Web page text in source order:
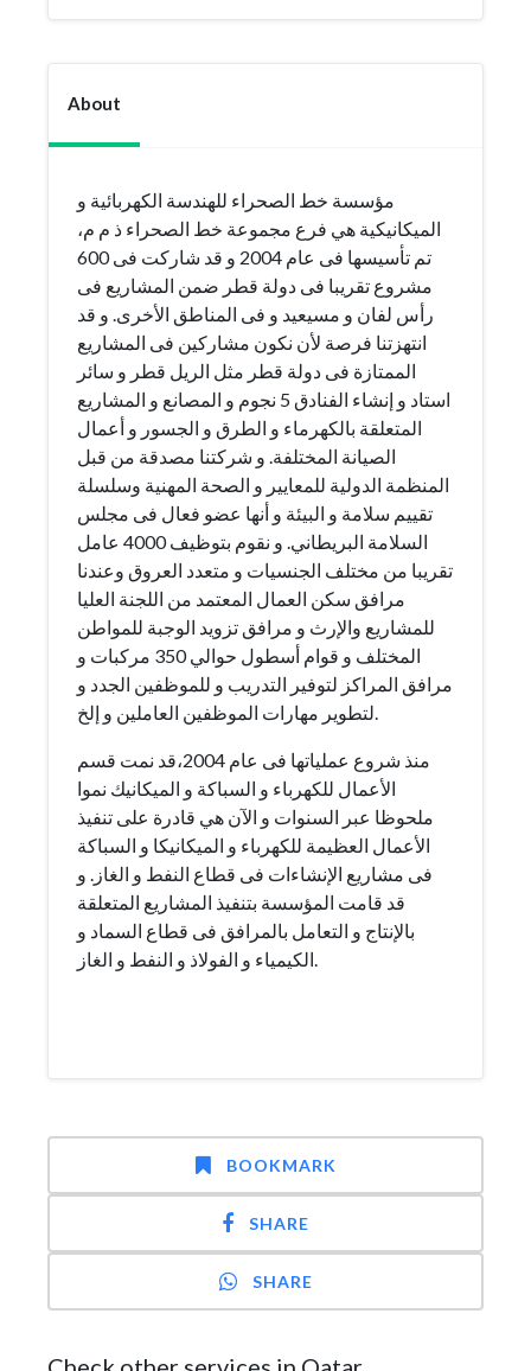
About
مؤسسة خط الصحراء للهندسة الكهربائية و
الميكانيكية هي فرع مجموعة خط الصحراء ذ م م،
تم تأسيسها فى عام 2004 و قد شاركت فى 600
مشروع تقريبا فى دولة قطر ضمن المشاريع فى
رأس لفان و مسيعيد و فى المناطق الأخرى. و قد
انتهزتنا فرصة لأن نكون مشاركين فى المشاريع
الممتازة فى دولة قطر مثل الريل قطر و سائر
استاد و إنشاء الفنادق 5 نجوم و المصانع و المشاريع
المتعلقة بالكهرماء و الطرق و الجسور و أعمال
الصيانة المختلفة. و شركتنا مصدقة من قبل
المنظمة الدولية للمعايير و الصحة المهنية وسلسلة
تقييم سلامة و البيئة و أنها عضو فعال فى مجلس
السلامة البريطاني. و نقوم بتوظيف 4000 عامل
تقريبا من مختلف الجنسيات و متعدد العروق وعندنا
مرافق سكن العمال المعتمد من اللجنة العليا
للمشاريع والإرث و مرافق تزويد الوجبة للمواطن
المختلف و قوام أسطول حوالي 350 مركبات و
مرافق المراكز لتوفير التدريب و للموظفين الجدد و
لتطوير مهارات الموظفين العاملين و إلخ.
منذ شروع عملياتها فى عام 2004،قد نمت قسم
الأعمال للكهرباء و السباكة و الميكانيك نموا
ملحوظا عبر السنوات و الآن هي قادرة على تنفيذ
الأعمال العظيمة للكهرباء و الميكانيكا و السباكة
فى مشاريع الإنشاءات فى قطاع النفط و الغاز. و
قد قامت المؤسسة بتنفيذ المشاريع المتعلقة
بالإنتاج و التعامل بالمرافق فى قطاع السماد و
الكيمياء و الفولاذ و النفط و الغاز.
BOOKMARK
SHARE
SHARE